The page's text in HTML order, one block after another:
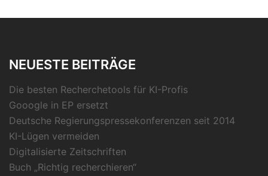
NEUESTE BEITRÄGE
Die besten Recherchetools für KI-Profis
Gooogle in EP ersetzt
Deutsche Regierungspressekonferenzen seit 2014
KI-Lügen vermeiden
Digitalisierte Zeitschriften
Buch „Richtig recherchieren“